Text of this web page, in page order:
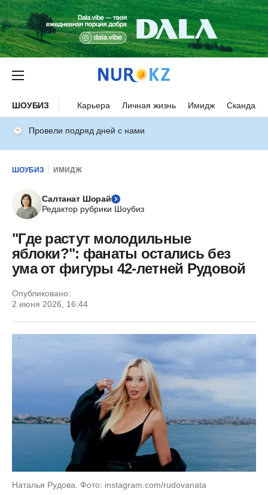
ШОУБИЗ Карьера Личная жизнь Имидж Скандалы
Провели подряд дней с нами
ШОУБИЗ ИМИДЖ
Салтанат Шорай
Редактор рубрики Шоубиз
"Где растут молодильные
яблоки?": фанаты остались без
ума от фигуры 42-летней Рудовой
Опубликовано:
2 июня 2026, 16:44
Наталья Рудова. Фото: instagram.com/rudovanata